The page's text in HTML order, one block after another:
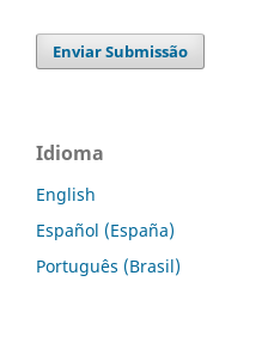
Enviar Submissão
Idioma
English
Español (España)
Português (Brasil)